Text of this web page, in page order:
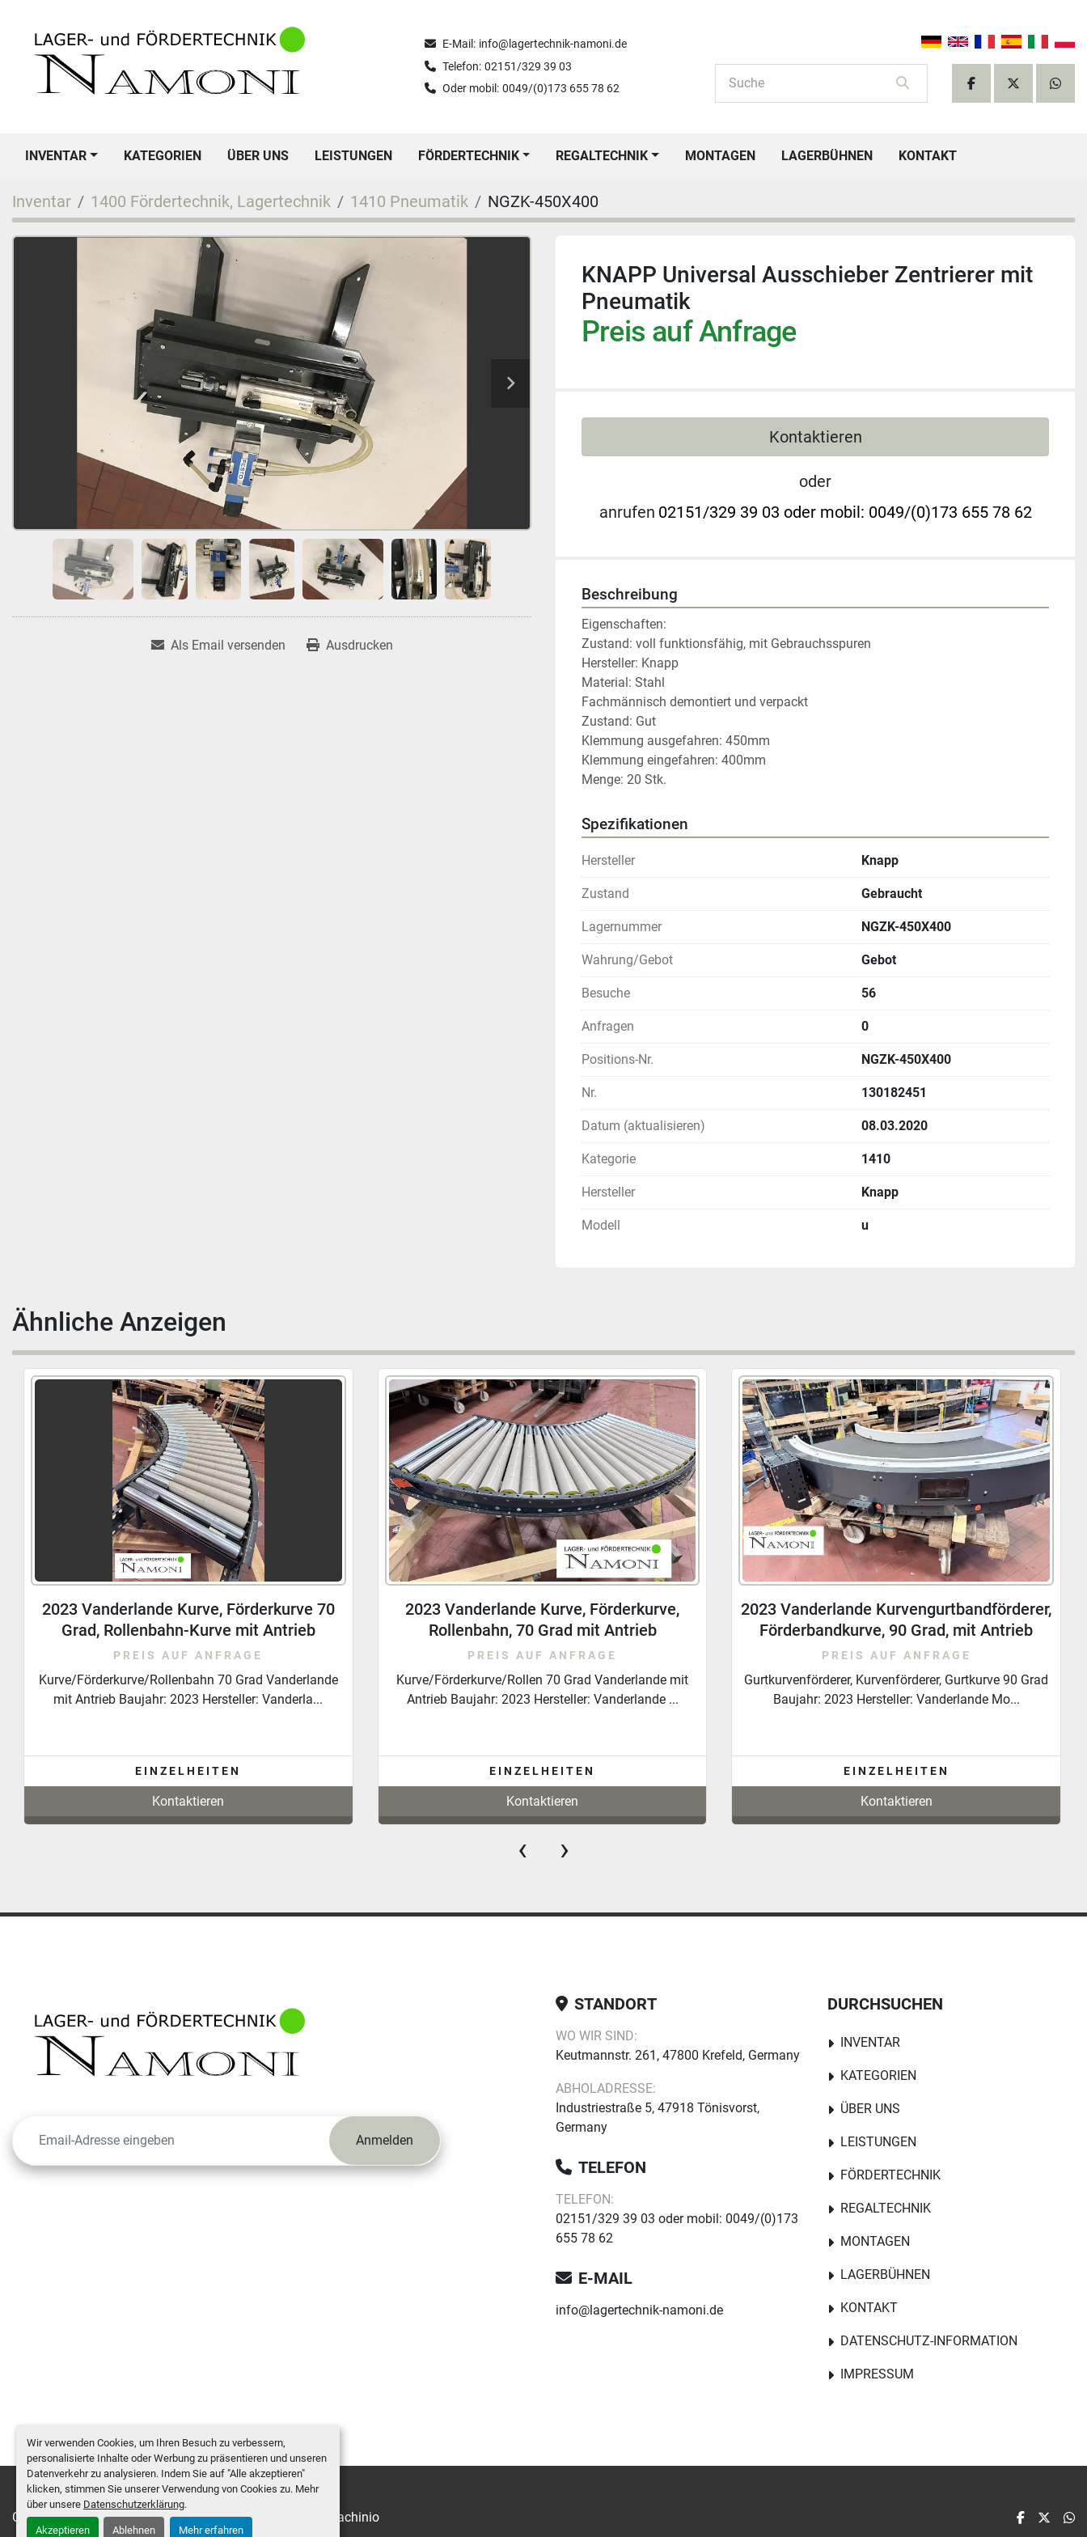
Wir verwenden Cookies, um Ihren Besuch zu verbessern,
personalisierte Inhalte oder Werbung zu präsentieren und unseren
Datenverkehr zu analysieren. Indem Sie auf "Alle akzeptieren"
klicken, stimmen Sie unserer Verwendung von Cookies zu. Mehr
über unsere Datenschutzerklärung.
Akzeptieren Ablehnen Mehr erfahren
E-Mail: info@lagertechnik-namoni.de
Telefon: 02151/329 39 03
Oder mobil: 0049/(0)173 655 78 62 facebooktwitter
INVENTAR KATEGORIEN ÜBER UNS LEISTUNGEN FÖRDERTECHNIK REGALTECHNIK MONTAGEN LAGERBÜHNEN KONTAKT
Inventar 1400 Fördertechnik, Lagertechnik 1410 Pneumatik NGZK-450X400
Als Email versenden Ausdrucken
KNAPP Universal Ausschieber Zentrierer mit
Pneumatik
Preis auf Anfrage
Kontaktieren
oder
anrufen 02151/329 39 03 oder mobil: 0049/(0)173 655 78 62
Beschreibung
Eigenschaften:
Zustand: voll funktionsfähig, mit Gebrauchsspuren
Hersteller: Knapp
Material: Stahl
Fachmännisch demontiert und verpackt
Zustand: Gut
Klemmung ausgefahren: 450mm
Klemmung eingefahren: 400mm
Menge: 20 Stk.
Spezifikationen
Hersteller Knapp
Zustand Gebraucht
Lagernummer NGZK-450X400
Wahrung/Gebot Gebot
Besuche 56
Anfragen 0
Positions-Nr. NGZK-450X400
Nr. 130182451
Datum (aktualisieren) 08.03.2020
Kategorie 1410
Hersteller Knapp
Modell u
Ähnliche Anzeigen
2023 Vanderlande Kurve, Förderkurve,
Rollenbahn, 70 Grad mit Antrieb
PREIS AUF ANFRAGE
Kurve/Förderkurve/Rollen 70 Grad Vanderlande mit
Antrieb Baujahr: 2023 Hersteller: Vanderlande ...
EINZELHEITEN
Kontaktieren
2023 Vanderlande Kurvengurtbandförderer,
Förderbandkurve, 90 Grad, mit Antrieb
PREIS AUF ANFRAGE
Gurtkurvenförderer, Kurvenförderer, Gurtkurve 90 Grad
Baujahr: 2023 Hersteller: Vanderlande Mo...
EINZELHEITEN
Kontaktieren
2020 Vanderlande Gurtbandförderer,
Förderband mit Antrieb
PREIS AUF ANFRAGE
Gurtförderer, Gurtband, Gurtförderer Vanderlande 1900
mm Baujahr: 2020 Hersteller: Vanderlande ...
EINZELHEITEN
Kontaktieren
‹ ›
Anmelden
STANDORT
WO WIR SIND:
Keutmannstr. 261, 47800 Krefeld, Germany
ABHOLADRESSE:
Industriestraße 5, 47918 Tönisvorst,
Germany
TELEFON
TELEFON:
02151/329 39 03 oder mobil: 0049/(0)173
655 78 62
E-MAIL
info@lagertechnik-namoni.de
DURCHSUCHEN
INVENTAR
KATEGORIEN
ÜBER UNS
LEISTUNGEN
FÖRDERTECHNIK
REGALTECHNIK
MONTAGEN
LAGERBÜHNEN
KONTAKT
DATENSCHUTZ-INFORMATION
IMPRESSUM
Cookie-Einstellungen Machinio System-Website von Machinio facebook
twitter